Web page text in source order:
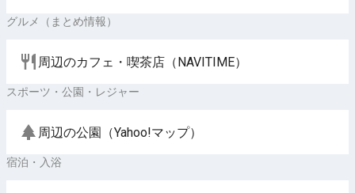
グルメ（まとめ情報）
周辺のカフェ・喫茶店（NAVITIME）
スポーツ・公園・レジャー
周辺の公園（Yahoo!マップ）
宿泊・入浴